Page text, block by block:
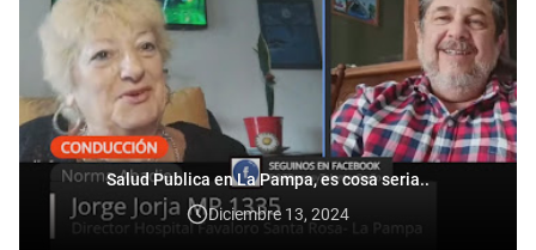
Salud Publica en La Pampa, es cosa seria..
Diciembre 13, 2024